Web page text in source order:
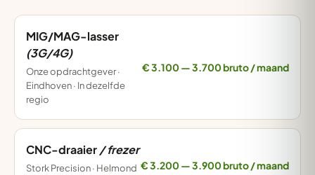
MIG/MAG-lasser
(3G/4G)
Onze opdrachtgever ·
Eindhoven · In dezelfde
regio
€ 3.100 — 3.700 bruto / maand
CNC-draaier / frezer
Stork Precision · Helmond € 3.200 — 3.900 bruto / maand